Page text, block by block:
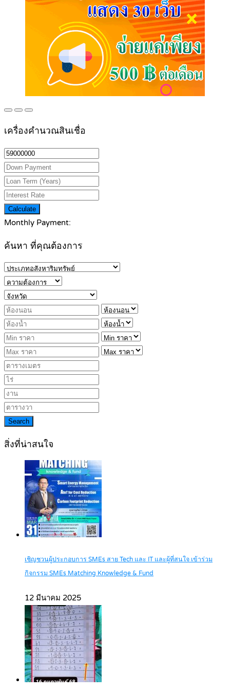
เครื่องคำนวณสินเชื่อ
Calculate
Monthly Payment:
ค้นหา ที่คุณต้องการ
Search
สิ่งที่น่าสนใจ
เชิญชวนผู้ประกอบการ SMEs สาย Tech และ IT และผู้ที่สนใจ เข้าร่วม
กิจกรรม SMEs Matching Knowledge & Fund
12 มีนาคม 2025